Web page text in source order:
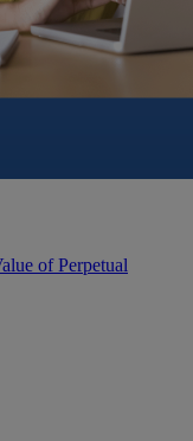
of Perpetual